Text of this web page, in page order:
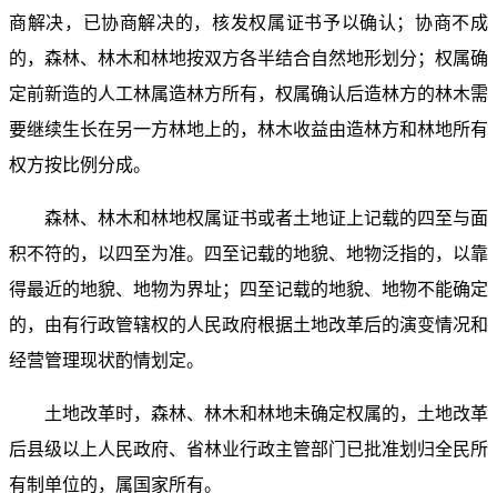
商解决，已协商解决的，核发权属证书予以确认；协商不成
的，森林、林木和林地按双方各半结合自然地形划分；权属确
定前新造的人工林属造林方所有，权属确认后造林方的林木需
要继续生长在另一方林地上的，林木收益由造林方和林地所有
权方按比例分成。
森林、林木和林地权属证书或者土地证上记载的四至与面
积不符的，以四至为准。四至记载的地貌、地物泛指的，以靠
得最近的地貌、地物为界址；四至记载的地貌、地物不能确定
的，由有行政管辖权的人民政府根据土地改革后的演变情况和
经营管理现状酌情划定。
土地改革时，森林、林木和林地未确定权属的，土地改革
后县级以上人民政府、省林业行政主管部门已批准划归全民所
有制单位的，属国家所有。